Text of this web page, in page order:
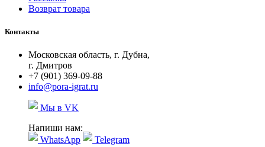
Возврат товара
Контакты
Московская область, г. Дубна,
г. Дмитров
+7 (901) 369-09-88
info@pora-igrat.ru
Мы в VK
Напиши нам:
WhatsApp
Telegram